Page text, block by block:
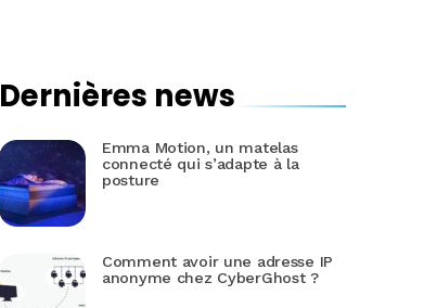
Dernières news
Emma Motion, un matelas
connecté qui s’adapte à la
posture
Comment avoir une adresse IP
anonyme chez CyberGhost ?